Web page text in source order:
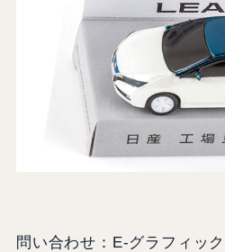
問い合わせ：E-グラフィッ